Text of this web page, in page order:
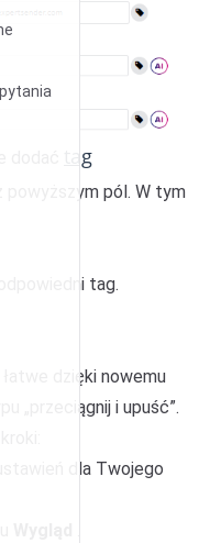
tag
powyższym pól. W tym
tag.
dzięki nowemu
„przeciągnij i upuść”.
dla Twojego